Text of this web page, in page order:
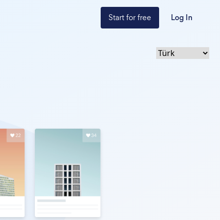
Start for free Log In